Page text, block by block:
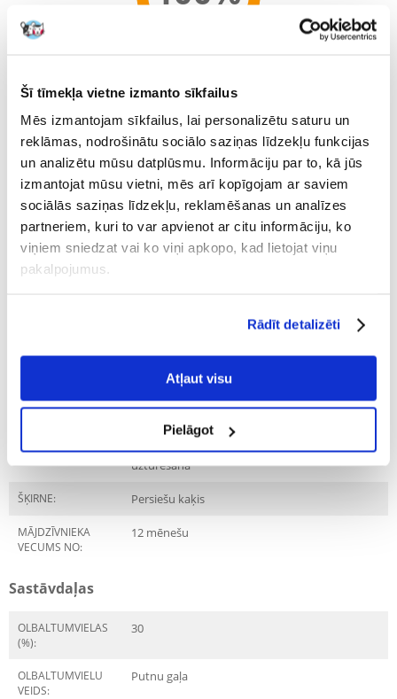
Šī tīmekļa vietne izmanto sīkfailus
Mēs izmantojam sīkfailus, lai personalizētu saturu un
reklāmas, nodrošinātu sociālo saziņas līdzekļu funkcijas
un analizētu mūsu datplūsmu. Informāciju par to, kā jūs
izmantojat mūsu vietni, mēs arī kopīgojam ar saviem
sociālās saziņas līdzekļu, reklamēšanas un analīzes
partneriem, kuri to var apvienot ar citu informāciju, ko
viņiem sniedzat vai ko viņi apkopo, kad lietojat viņu
pakalpojumus.
Rādīt detalizēti
Atļaut visu
Pielāgot
Recommend
UZRAKSTĪT ATSAUKSMI
Raksturojums
Parametri
IEPAKOJUMA SVARS
(KG):
2
Mērķis
DZĪVES POSMS: Pieaudzis
Veselīga svara un
optimālas miesasbūves
uzturēšana
ŠĶIRNE: Persiešu kaķis
MĀJDZĪVNIEKA
VECUMS NO:
12 mēnešu
Sastāvdaļas
OLBALTUMVIELAS
(%):
30
OLBALTUMVIELU
VEIDS:
Putnu gaļa